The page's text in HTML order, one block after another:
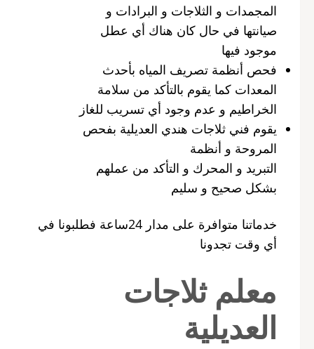
المجمدات و الثلاجات و البرادات و
صيانتها في حال كان هناك أي عطل
موجود فيها
فحص أنظمة تصريف المياه بأحدث
المعدات كما يقوم بالتأكد من سلامة
الخراطيم و عدم وجود أي تسريب للغاز
يقوم فني ثلاجات هندي العديلية بفحص
المروحة و أنظمة
التبريد و المحرك و التأكد من عملهم
بشكل صحيح و سليم
خدماتنا متوافرة على مدار 24ساعة فطلبونا في
أي وقت تجدونا
معلم ثلاجات
العديلية